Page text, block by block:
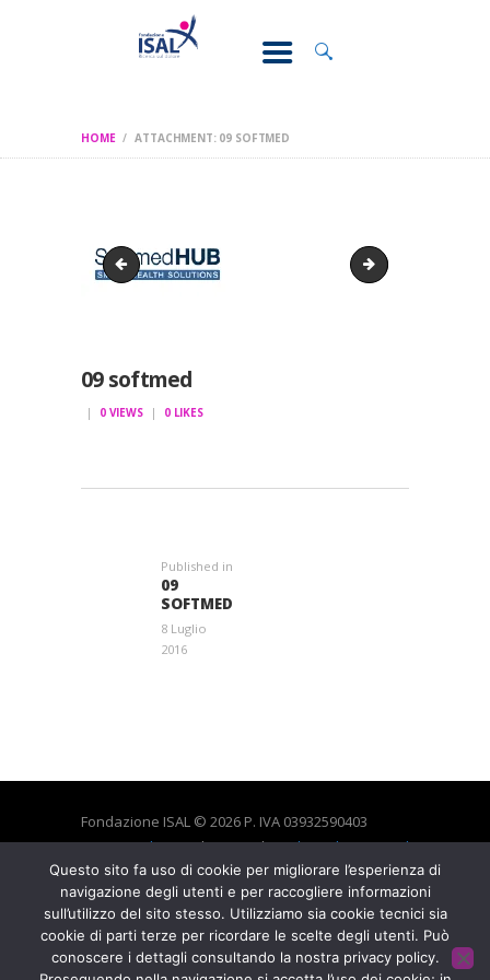
HOME ATTACHMENT: 09 SOFTMED
CONOSCI IL
DOLORE
RICERCA
CHI SIAMO
08 marifarma 10 asd
09 softmed
0 VIEWS 0 LIKES
Published in
09
SOFTMED
8 Luglio
2016
Fondazione ISAL © 2026 P. IVA 03932590403
Privacy Policy- Sviluppato daArchimede - A.S.I. srl
HOME CONTATTACI
Questo sito fa uso di cookie per migliorare l’esperienza di
navigazione degli utenti e per raccogliere informazioni
sull’utilizzo del sito stesso. Utilizziamo sia cookie tecnici sia
cookie di parti terze per ricordare le scelte degli utenti. Può
conoscere i dettagli consultando la nostra privacy policy.